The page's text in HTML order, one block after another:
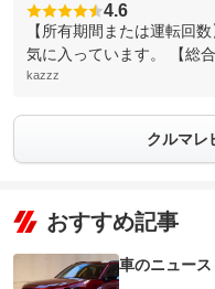
4.6
【所有期間または運転回
気に入っています。 【総
kazzz
クルマレ
おすすめ記事
車のニュース